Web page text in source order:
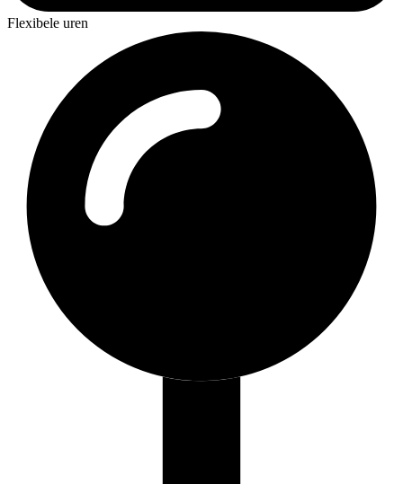
Flexibele uren